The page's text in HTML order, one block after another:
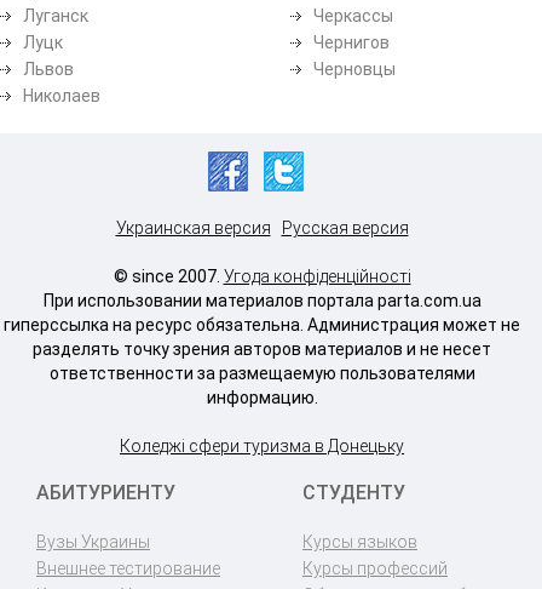
Луганск
Луцк
Львов
Николаев
Черкассы
Чернигов
Черновцы
Украинская версия Русская версия
© since 2007. Угода конфіденційності
При использовании материалов портала parta.com.ua
гиперссылка на ресурс обязательна. Администрация может не
разделять точку зрения авторов материалов и не несет
ответственности за размещаемую пользователями
информацию.
Коледжі сфери туризма в Донецьку
АБИТУРИЕНТУ
Вузы Украины
Внешнее тестирование
СТУДЕНТУ
Курсы языков
Курсы профессий